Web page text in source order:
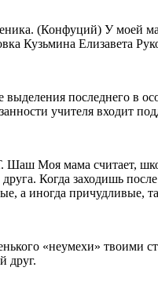
(Конфуций) У моей
Кузьмина Елизавета
выделения последнего
учителя входит
Моя мама считает,
Когда заходишь
а иногда
«неумехи»
друг.